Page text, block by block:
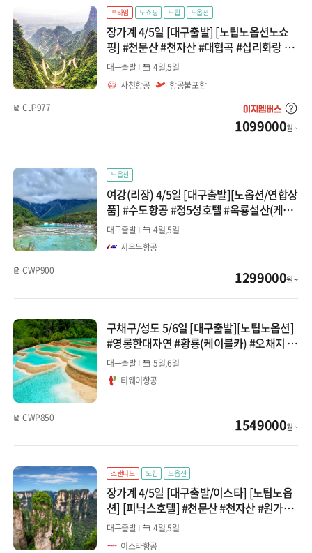
프라임 노쇼핑 노팁 노옵션
장가계 4/5일 [대구출발] [노팁노옵션노쇼
핑] #천문산 #천자산 #대협곡 #십리화랑 #
황룡동굴 #보봉호수
대구출발
4일,5일
사천항공
항공불포함
CJP977
1099000원 ~
노옵션
여강(리장) 4/5일 [대구출발][노옵션/연합상
품] #수도항공 #정5성호텔 #옥룡설산(케이
블카) #인상여강쇼 #호도협&차마고도트래
킹 #전신마사지1회 #자연선송이버섯증정
대구출발
4일,5일
서우두항공
CWP900
1299000원 ~
구채구/성도 5/6일 [대구출발][노팁노옵션]
#영롱한대자연 #황룡(케이블카) #오채지 #
천고정쇼 #낙산대불(6일여정)
대구출발
5일,6일
티웨이항공
CWP850 1549000원 ~
스탠다드 노팁 노옵션
장가계 4/5일 [대구출발/이스타] [노팁노옵
션] [피닉스호텔] #천문산 #천자산 #원가계
#대협곡 #보봉호 #황룡동굴
대구출발
4일,5일
이스타항공